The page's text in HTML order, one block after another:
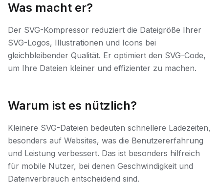
Was macht er?
Der SVG-Kompressor reduziert die Dateigröße Ihrer
SVG-Logos, Illustrationen und Icons bei
gleichbleibender Qualität. Er optimiert den SVG-Code,
um Ihre Dateien kleiner und effizienter zu machen.
Warum ist es nützlich?
Kleinere SVG-Dateien bedeuten schnellere Ladezeiten,
besonders auf Websites, was die Benutzererfahrung
und Leistung verbessert. Das ist besonders hilfreich
für mobile Nutzer, bei denen Geschwindigkeit und
Datenverbrauch entscheidend sind.